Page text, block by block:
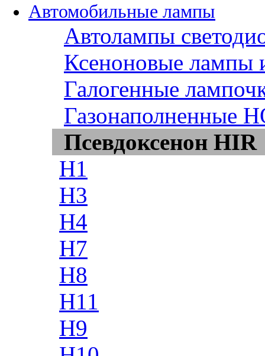
Автомобильные лампы
Автолампы
Ксеноновые лампы
Галогенные
Газонаполненные
Псевдоксенон HIR
H1
H3
H4
H7
H8
H11
H9